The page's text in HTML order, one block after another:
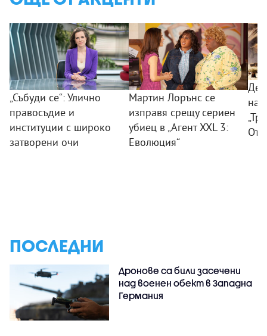
„Събуди се“: Улично
правосъдие и
институции с широко
затворени очи
Мартин Лорънс се
изправя срещу сериен
убиец в „Агент XXL 3:
Еволюция“
на
ПОСЛЕДНИ
Дронове са били засечени
над военен обект в Западна
Германия